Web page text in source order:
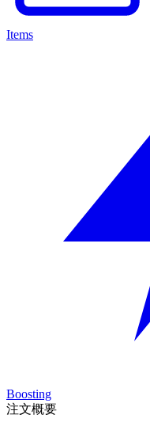
Items
Boosting
注文概要